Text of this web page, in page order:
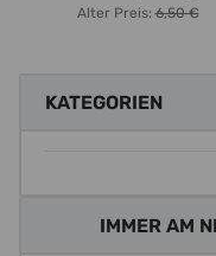
Alter Preis:6,50 €
KATEGORIEN
IMMER AM